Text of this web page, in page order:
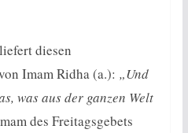
diesen
Imam Ridha (a.): „Und
was aus der ganzen Welt
des Freitagsgebets